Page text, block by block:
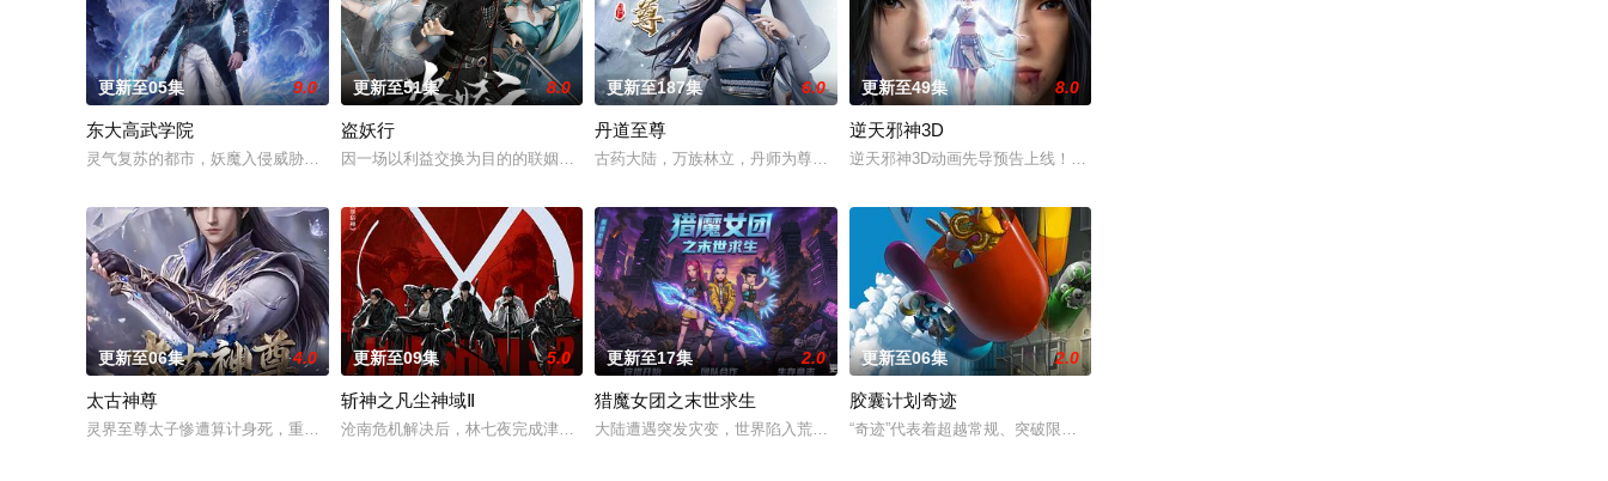
更新至05集 9.0
东大高武学院
灵气复苏的都市，妖魔入侵威胁来袭，天生废灵根的少年秦雨体内意外觉醒神力，被选中成为神秘至强功法万物生的传承人。秦雨加入东大高武学院
更新至51集 8.0
盗妖行
因一场以利益交换为目的的联姻，太玄楼刺客江元与九璇宗圣女韶月奉命成婚。两人在洞房夜发起暗杀，却发现彼此皆是不死之身。为了得到对方宗
更新至187集 6.0
丹道至尊
古药大陆，万族林立，丹师为尊；双生武脉，再现世间！醉卧美人膝，成就丹道至尊！
更新至49集 8.0
逆天邪神3D
逆天邪神3D动画先导预告上线！掌天毒之珠，承邪神之血，修逆天之力。高能工作室出品，爱奇艺全网独播，
更新至06集 4.0
太古神尊
灵界至尊太子惨遭算计身死，重生跌落凡尘沦为底层杂役！身怀绝世造化神丹与逆天功法，仅凭一柄锈剑掀翻整片武道世界。双武魂同步觉醒，炼化
更新至09集 5.0
斩神之凡尘神域Ⅱ
沧南危机解决后，林七夜完成津南山为期一年的守夜人集训考核，成为了正式的守夜人后，重回136小队，与伙伴再度开启一场与古神教会的崭新
更新至17集 2.0
猎魔女团之末世求生
大陆遭遇突发灾变，世界陷入荒芜危机，四处出现作乱的暗影生灵。四位勇敢正义的猎魔女携手并肩，在危机四伏大陆遭遇突发灾变，世界陷入荒芜
更新至06集 2.0
胶囊计划奇迹
“奇迹”代表着超越常规、突破限制，达到某种非凡成就，往往伴随着一种神秘感，让人们产生敬畏和好奇。这